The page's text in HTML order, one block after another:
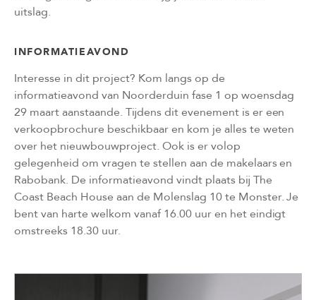
uitslag.
INFORMATIEAVOND
Interesse in dit project? Kom langs op de
informatieavond van Noorderduin fase 1 op woensdag
29 maart aanstaande. Tijdens dit evenement is er een
verkoopbrochure beschikbaar en kom je alles te weten
over het nieuwbouwproject. Ook is er volop
gelegenheid om vragen te stellen aan de makelaars en
Rabobank. De informatieavond vindt plaats bij The
Coast Beach House aan de Molenslag 10 te Monster. Je
bent van harte welkom vanaf 16.00 uur en het eindigt
omstreeks 18.30 uur.